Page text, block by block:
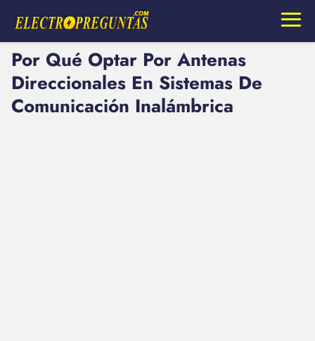
Por Qué Optar Por Antenas
Direccionales En Sistemas De
Comunicación Inalámbrica